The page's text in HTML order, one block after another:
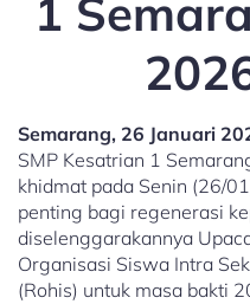
1
Semarang, 26 Januari
SMP Kesatrian 1
khidmat pada Senin (26/
penting bagi regenerasi
diselenggarakannya
Organisasi Siswa Intra
(Rohis) untuk masa bakti